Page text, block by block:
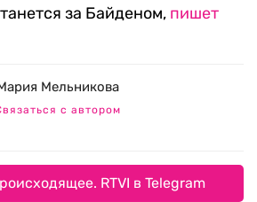
за Байденом, пишет
Мельникова
с автором
RTVI в Telegram